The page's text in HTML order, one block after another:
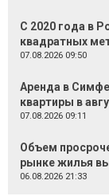
С 2020 года в
квадратных
07.08.2026 09:50
Аренда в
квартиры в
07.08.2026 09:11
Объем
рынке жилья
06.08.2026 21:33